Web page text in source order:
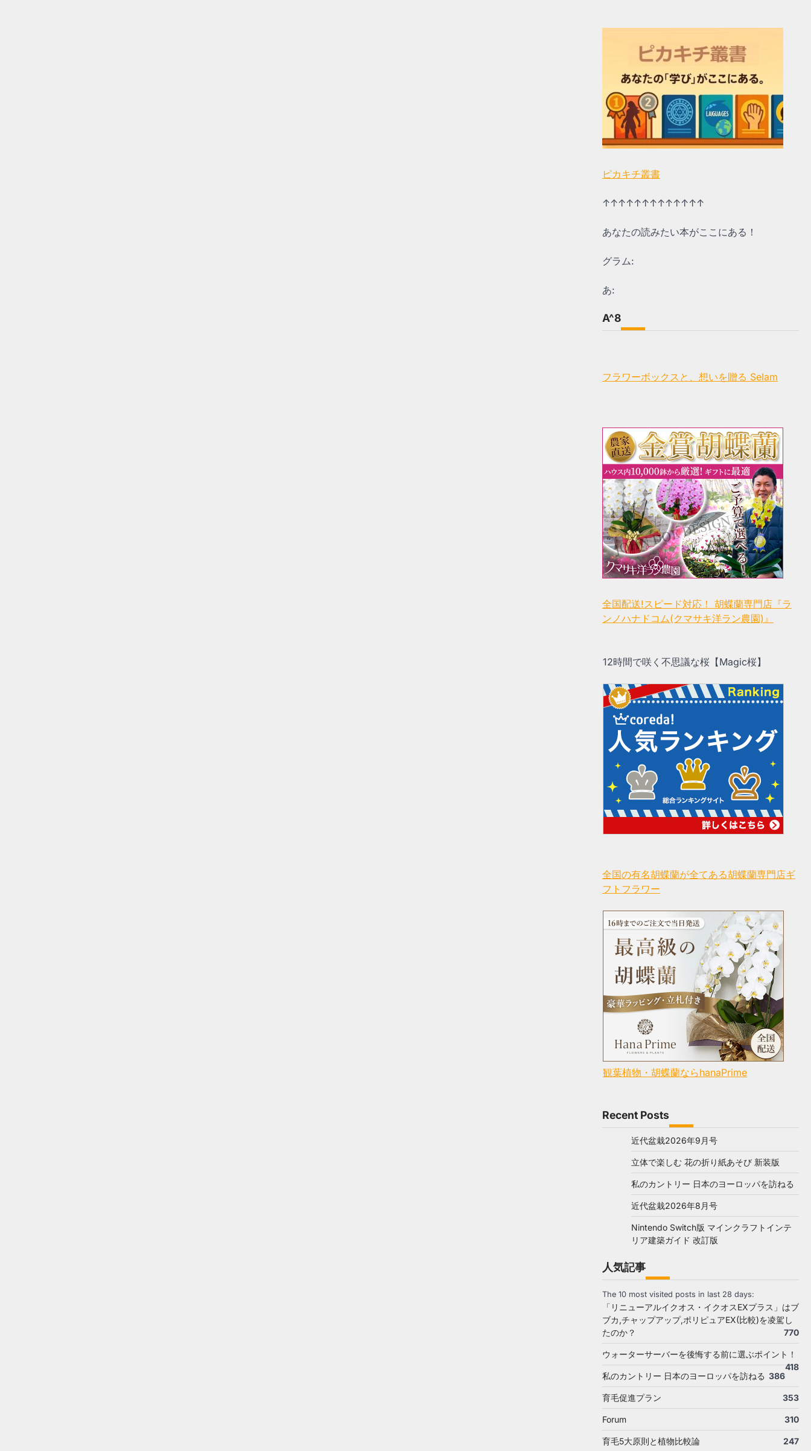
ピカキチ叢書
↑↑↑↑↑↑↑↑↑↑↑↑↑
あなたの読みたい本がここにある！
グラム:
あ:
A^8
フラワーボックスと、想いを贈る Selam
全国配送!スピード対応！ 胡蝶蘭専門店『ラ
ンノハナドコム(クマサキ洋ラン農園)』
12時間で咲く不思議な桜【Magic桜】
全国の有名胡蝶蘭が全てある胡蝶蘭専門店ギ
フトフラワー
観葉植物・胡蝶蘭ならhanaPrime
Recent Posts
近代盆栽2026年9月号
立体で楽しむ 花の折り紙あそび 新装版
私のカントリー 日本のヨーロッパを訪ねる
近代盆栽2026年8月号
Nintendo Switch版 マインクラフトインテ
リア建築ガイド 改訂版
人気記事
The 10 most visited posts in last 28 days:
「リニューアルイクオス・イクオスEXプラス」はブ
ブカ,チャップアップ,ポリピュアEX(比較)を凌駕し
たのか？
770
ウォーターサーバーを後悔する前に選ぶポイント！
418
私のカントリー 日本のヨーロッパを訪ねる 386
育毛促進プラン 353
Forum 310
育毛5大原則と植物比較論 247